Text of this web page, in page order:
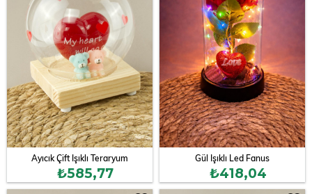
Ayıcık Çift Işıklı Teraryum
₺585,77
Gül Işıklı Led Fanus
₺418,04